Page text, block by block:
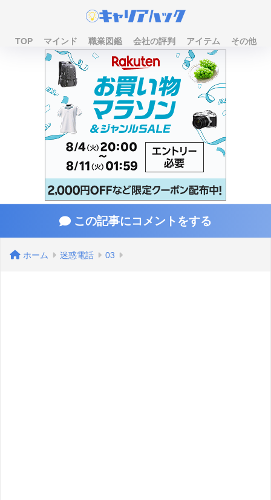
TOP マインド 職業図鑑 会社の評判 アイテム その他
この記事にコメントをする
ホーム 迷惑電話 03